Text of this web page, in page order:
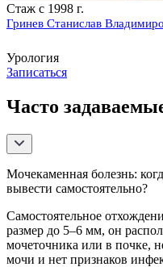
Стаж с 1998 г.
Гринев Станислав
Урология
Записаться
Часто
Мочекаменная болезнь:
вывести самостоятельно?
Самостоятельное
размер до 5–6 мм, он
мочеточника или в почке,
мочи и нет признаков